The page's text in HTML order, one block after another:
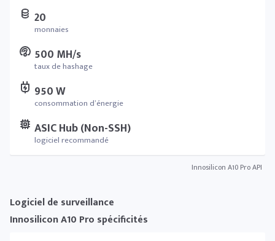
20
monnaies
500 MH/s
taux de hashage
950 W
consommation d’énergie
ASIC Hub (Non-SSH)
logiciel recommandé
Innosilicon A10 Pro API
Logiciel de surveillance
Innosilicon A10 Pro spécificités